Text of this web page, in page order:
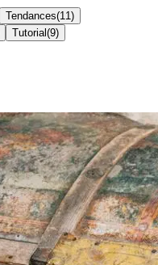
Tendances(11 )
Tutorial (9)